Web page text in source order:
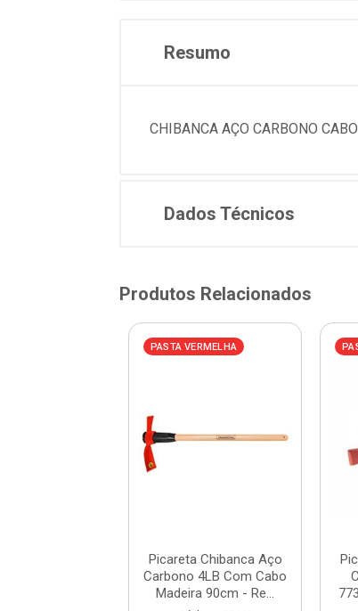
Resumo
CHIBANCA AÇO CARBONO
Dados Técnicos
Produtos Relacionados
PASTA VERMELHA
Picareta Chibanca Aço
Carbono 4LB Com Cabo
Madeira 90cm - Re...